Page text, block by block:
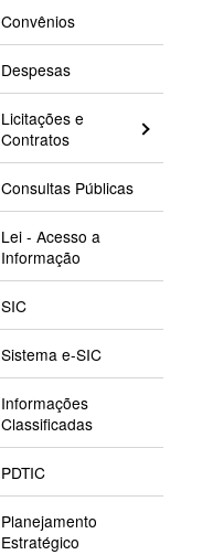
Convênios
Despesas
Licitações e
Contratos
Consultas Públicas
Lei - Acesso a
Informação
SIC
Sistema e-SIC
Informações
Classificadas
PDTIC
Planejamento
Estratégico